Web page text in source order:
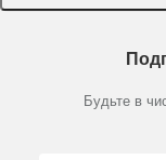
Адаптер для
Химические
Производители
Доставка и оплата
Мобильное
ПартнерыБудьте в